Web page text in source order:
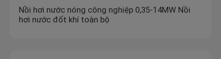
Nồi hơi nước nóng công nghiệp 0,35-14MW Nồi
hơi nước đốt khí toàn bộ